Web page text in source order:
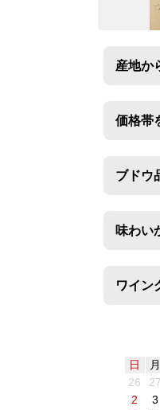
産地か
価格帯
ブドウ
味わい
ワイン
日
月
26
27
2
3